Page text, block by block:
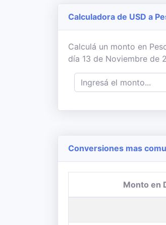
Calculadora de USD a
Calculá un monto en
día 13 de Noviembre de
Conversiones mas
Monto en